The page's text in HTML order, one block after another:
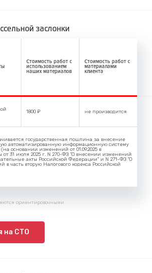
заслонки
Стоимость работ с
использованием
наших материалов
Стоимость работ с
материалами
клиента
1800 ₽ не производится
государственная пошлина за внесение
автоматизированную информационную систему
основании изменений от 01.09.2025 в
от 31 июля 2025 г. N 270-ФЗ "О внесении изменений
акты Российской Федерации" и N 271-ФЗ "О
часть вторую Налогового кодекса Российской
на СТО
ориентировочными